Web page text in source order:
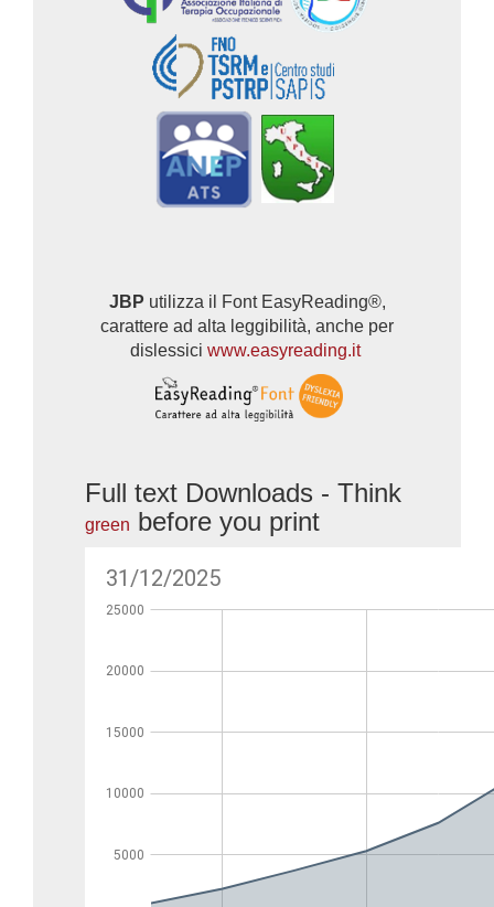
JBP utilizza il Font EasyReading®,
carattere ad alta leggibilità, anche per
dislessici www.easyreading.it
Full text Downloads - Think
green before you print